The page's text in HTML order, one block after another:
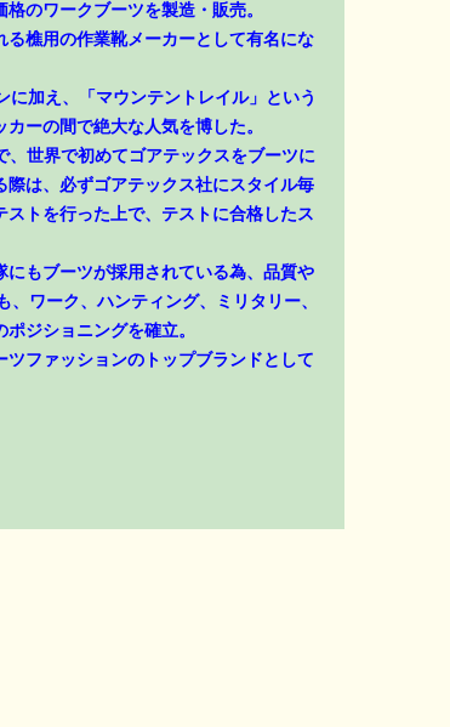
のワークブーツを製造・販売。
樵用の作業靴メーカーとして有名にな
加え、「マウンテントレイル」という
ーの間で絶大な人気を博した。
、世界で初めてゴアテックスをブーツに
は、必ずゴアテックス社にスタイル毎
トを行った上で、テストに合格したス
もブーツが採用されている為、品質や
ワーク、ハンティング、ミリタリー、
ジショニングを確立。
ファッションのトップブランドとして